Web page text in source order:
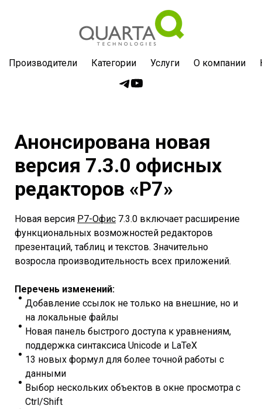
Производители Категории Услуги О компании
Анонсирована новая
версия 7.3.0 офисных
редакторов «Р7»
Новая версия Р7-Офис 7.3.0 включает расширение
функциональных возможностей редакторов
презентаций, таблиц и текстов. Значительно
возросла производительность всех приложений.
Перечень изменений:
Добавление ссылок не только на внешние, но и
на локальные файлы
Новая панель быстрого доступа к уравнениям,
поддержка синтаксиса Unicode и LaTeX
13 новых формул для более точной работы с
данными
Выбор нескольких объектов в окне просмотра с
Ctrl/Shift